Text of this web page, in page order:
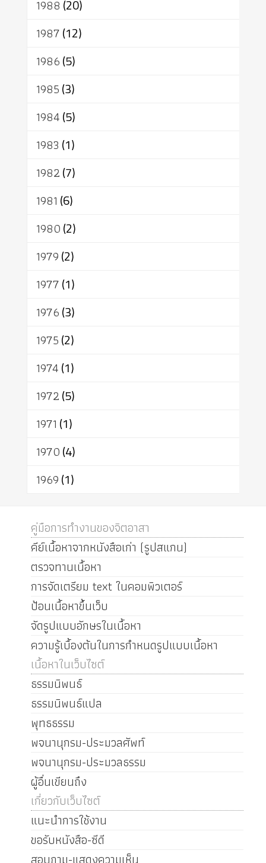
1988 (20)
1987(12)
1986(5)
1985(3)
1984(5)
1983 (1)
1982(7)
1981 (6)
1980(2)
1979(2)
1977(1)
1976(3)
1975(2)
1974(1)
1972(5)
1971 (1)
1970(4)
1969(1)
คู่มือการทำงานของจิตอาสา
คีย์เนื้อหาจากหนังสือเก่า (รูปสแกน)
ตรวจทานเนื้อหา
การจัดเตรียม text ในคอมพิวเตอร์
ป้อนเนื้อหาขึ้นเว็บ
จัดรูปแบบอักษรในเนื้อหา
ความรู้เบื้องต้นในการกำหนดรูปแบบเนื้อหา
เนื้อหาในเว็บไซต์
ธรรมนิพนธ์
ธรรมนิพนธ์แปล
พุทธธรรม
พจนานุกรม-ประมวลศัพท์
พจนานุกรม-ประมวลธรรม
ผู้อื่นเขียนถึง
เกี่ยวกับเว็บไซต์
แนะนำการใช้งาน
ขอรับหนังสือ-ซีดี